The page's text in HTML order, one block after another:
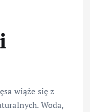
wiąże się z
Woda,